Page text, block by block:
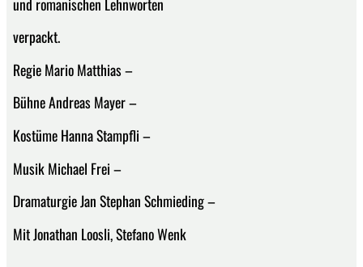
verpackt.
Regie Mario Matthias –
Bühne Andreas Mayer –
Kostüme Hanna Stampfli –
Musik Michael Frei –
Dramaturgie Jan Stephan Schmieding –
Mit Jonathan Loosli, Stefano Wenk